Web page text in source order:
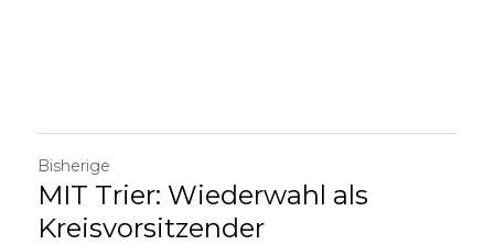
Bisherige
MIT Trier: Wiederwahl als
Kreisvorsitzender